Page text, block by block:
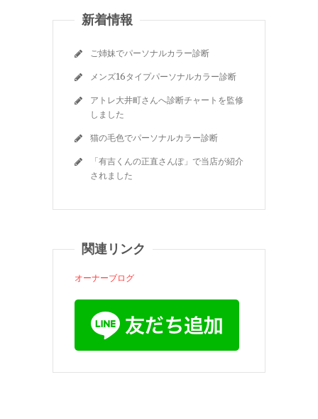
新着情報
ご姉妹でパーソナルカラー診断
メンズ16タイプパーソナルカラー診断
アトレ大井町さんへ診断チャートを監修
しました
猫の毛色でパーソナルカラー診断
「有吉くんの正直さんぽ」で当店が紹介
されました
関連リンク
オーナーブログ